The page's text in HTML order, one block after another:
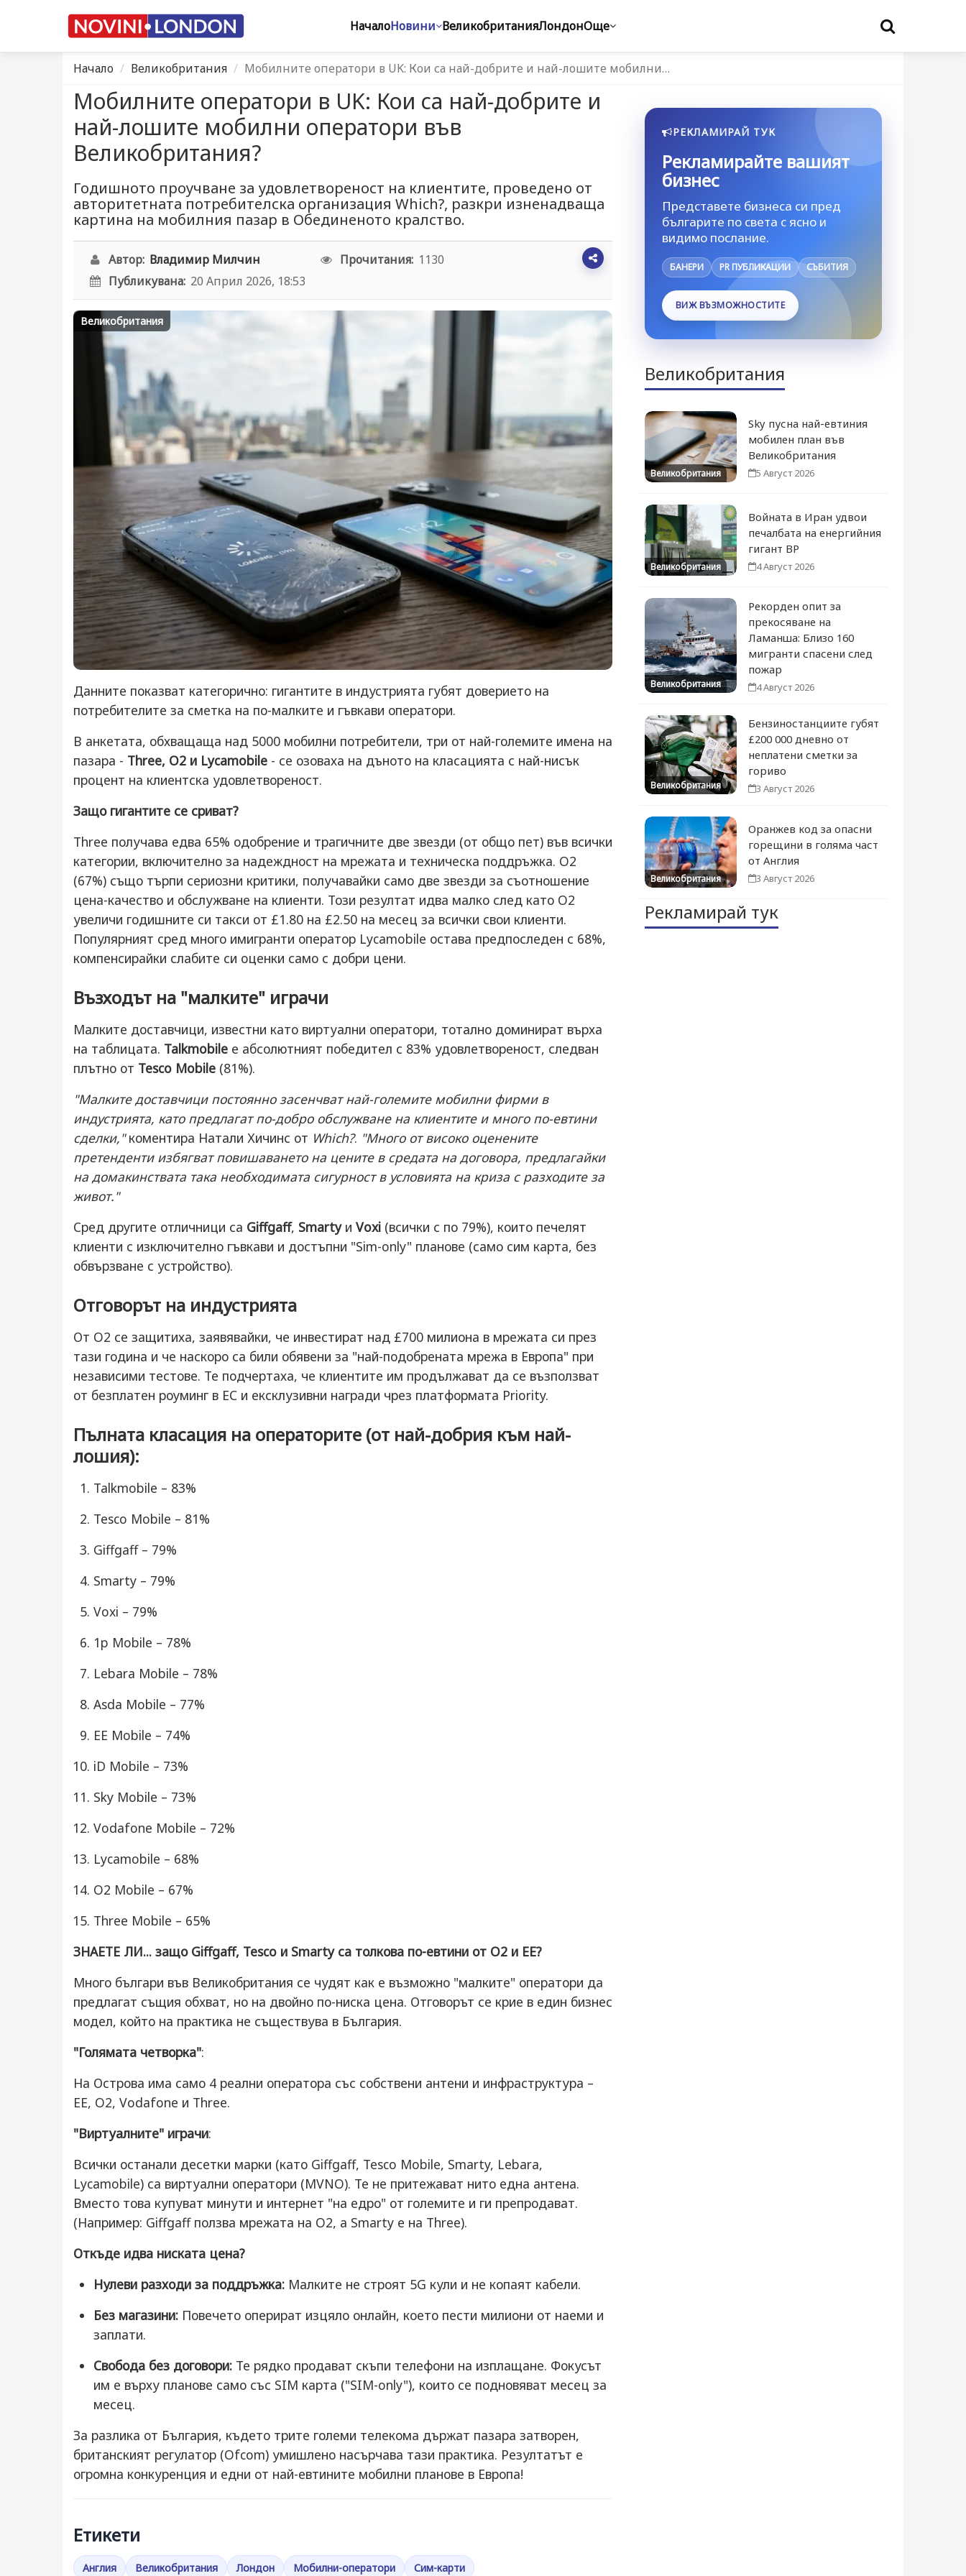
НачалоНовини ВеликобританияЛондонОще
Начало Великобритания Мобилните оператори в UK: Кои са най-добрите и най-лошите мобилни…
Мобилните оператори в UK: Кои са най-добрите и
най-лошите мобилни оператори във
Великобритания?
Годишното проучване за удовлетвореност на клиентите, проведено от
авторитетната потребителска организация Which?, разкри изненадваща
картина на мобилния пазар в Обединеното кралство.
Автор: Владимир Милчин Прочитания: 1130
Публикувана: 20 Април 2026, 18:53
Великобритания
Данните показват категорично: гигантите в индустрията губят доверието на
потребителите за сметка на по-малките и гъвкави оператори.
В анкетата, обхващаща над 5000 мобилни потребители, три от най-големите имена на
пазара - Three, O2 и Lycamobile - се озоваха на дъното на класацията с най-нисък
процент на клиентска удовлетвореност.
Защо гигантите се сриват?
Three получава едва 65% одобрение и трагичните две звезди (от общо пет) във всички
категории, включително за надеждност на мрежата и техническа поддръжка. O2
(67%) също търпи сериозни критики, получавайки само две звезди за съотношение
цена-качество и обслужване на клиенти. Този резултат идва малко след като O2
увеличи годишните си такси от £1.80 на £2.50 на месец за всички свои клиенти.
Популярният сред много имигранти оператор Lycamobile остава предпоследен с 68%,
компенсирайки слабите си оценки само с добри цени.
Възходът на "малките" играчи
Малките доставчици, известни като виртуални оператори, тотално доминират върха
на таблицата. Talkmobile е абсолютният победител с 83% удовлетвореност, следван
плътно от Tesco Mobile (81%).
"Малките доставчици постоянно засенчват най-големите мобилни фирми в
индустрията, като предлагат по-добро обслужване на клиентите и много по-евтини
сделки,"коментира Натали Хичинс от Which?. "Много от високо оценените
претенденти избягват повишаването на цените в средата на договора, предлагайки
на домакинствата така необходимата сигурност в условията на криза с разходите за
живот."
Сред другите отличници са Giffgaff, Smartyи Voxi (всички с по 79%), които печелят
клиенти с изключително гъвкави и достъпни "Sim-only" планове (само сим карта, без
обвързване с устройство).
Отговорът на индустрията
От O2 се защитиха, заявявайки, че инвестират над £700 милиона в мрежата си през
тази година и че наскоро са били обявени за "най-подобрената мрежа в Европа" при
независими тестове. Те подчертаха, че клиентите им продължават да се възползват
от безплатен роуминг в ЕС и ексклузивни награди чрез платформата Priority.
Пълната класация на операторите (от най-добрия към най-
лошия):
Talkmobile – 83%
Tesco Mobile – 81%
Giffgaff – 79%
Smarty – 79%
Voxi – 79%
1p Mobile – 78%
Lebara Mobile – 78%
Asda Mobile – 77%
EE Mobile – 74%
iD Mobile – 73%
Sky Mobile – 73%
Vodafone Mobile – 72%
Lycamobile – 68%
O2 Mobile – 67%
Three Mobile – 65%
ЗНАЕТЕ ЛИ... защо Giffgaff, Tesco и Smarty са толкова по-евтини от O2 и EE?
Много българи във Великобритания се чудят как е възможно "малките" оператори да
предлагат същия обхват, но на двойно по-ниска цена. Отговорът се крие в един бизнес
модел, който на практика не съществува в България.
"Голямата четворка":
На Острова има само 4 реални оператора със собствени антени и инфраструктура –
EE, O2, Vodafone и Three.
"Виртуалните" играчи:
Всички останали десетки марки (като Giffgaff, Tesco Mobile, Smarty, Lebara,
Lycamobile) са виртуални оператори (MVNO). Те не притежават нито една антена.
Вместо това купуват минути и интернет "на едро" от големите и ги препродават.
(Например: Giffgaff ползва мрежата на O2, а Smarty е на Three).
Откъде идва ниската цена?
Нулеви разходи за поддръжка: Малките не строят 5G кули и не копаят кабели.
Без магазини: Повечето оперират изцяло онлайн, което пести милиони от наеми и
заплати.
Свобода без договори: Те рядко продават скъпи телефони на изплащане. Фокусът
им е върху планове само със SIM карта ("SIM-only"), които се подновяват месец за
месец.
За разлика от България, където трите големи телекома държат пазара затворен,
британският регулатор (Ofcom) умишлено насърчава тази практика. Резултатът е
огромна конкуренция и едни от най-евтините мобилни планове в Европа!
Етикети
Англия Великобритания Лондон Мобилни-оператори Сим-карти
РЕКЛАМИРАЙ ТУК
Рекламирайте вашият
бизнес
Представете бизнеса си пред
българите по света с ясно и
видимо послание.
БАНЕРИ PR ПУБЛИКАЦИИ СЪБИТИЯ
ВИЖ ВЪЗМОЖНОСТИТЕ
Великобритания
Великобритания
Sky пусна най-евтиния
мобилен план във
Великобритания
5 Август 2026
Великобритания
Войната в Иран удвои
печалбата на енергийния
гигант BP
4 Август 2026
Великобритания
Рекорден опит за
прекосяване на
Ламанша: Близо 160
мигранти спасени след
пожар
4 Август 2026
Великобритания
Бензиностанциите губят
£200 000 дневно от
неплатени сметки за
гориво
3 Август 2026
Великобритания
Оранжев код за опасни
горещини в голяма част
от Англия
3 Август 2026
Рекламирай тук